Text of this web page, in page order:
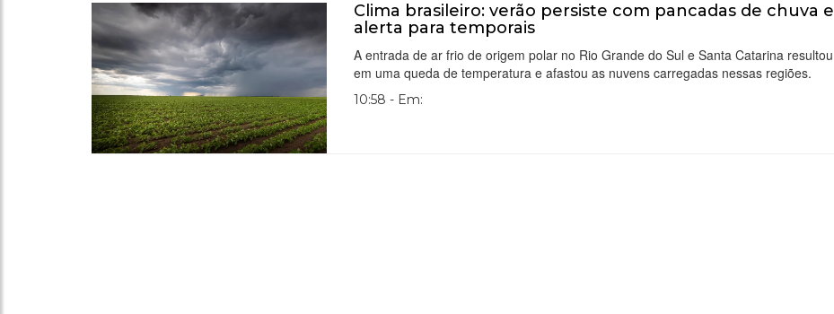
Clima brasileiro: verão persiste com pancadas de chuva e
alerta para temporais
A entrada de ar frio de origem polar no Rio Grande do Sul e Santa Catarina resultou
em uma queda de temperatura e afastou as nuvens carregadas nessas regiões.
10:58 - Em: